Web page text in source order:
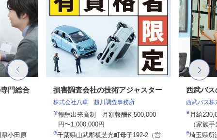
門総合
小田原
損害調査会社の技術アジャスター
株式会社八車 越川調査事務所
報酬出来高制 月額報酬例500,000
円〜1,000,000円
千葉県山武郡横芝光町母子192-2（営
西武バス
西武バス株
月給
（家族
埼玉県所